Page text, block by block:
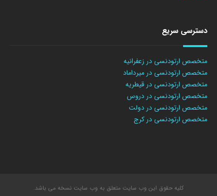
دسترسی سریع
متخصص ارتودنسی در زعفرانیه
متخصص ارتودنسی در میرداماد
متخصص ارتودنسی در قیطریه
متخصص ارتودنسی در دروس
متخصص ارتودنسی در دولت
متخصص ارتودنسی در کرج
کلیه حقوق این وب سایت متعلق به وب سایت نسخه می باشد.